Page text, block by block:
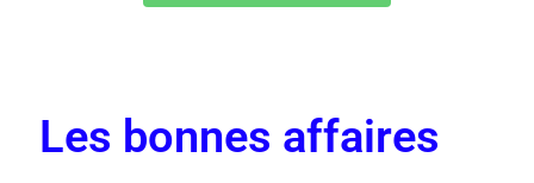
Les bonnes affaires